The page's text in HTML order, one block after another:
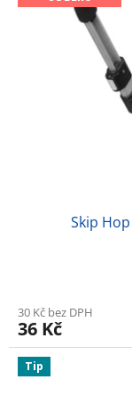
u
Skip
30 Kč bez DPH
36 Kč
Tip